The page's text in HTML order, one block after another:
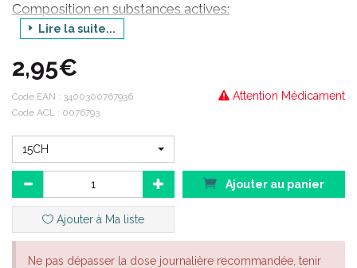
Composition en substances actives:
ARSENICUM ALBUM POUR PRÉPARATIONS HOMÉOPATHIQUES
ARSENICUM ALBUM est un médicament homéopathique
habituellement utilisé en O.R.L., en pneumologie, dans les
troubles du comportement et en dermatologie.
*En O.R.L. : en cas d'aphtes, de gingivites et de sécheresse
buccale.
*Dans les troubles du comportement : pour réduire l´anxiété, le
*En dermatologie : pour traiter les éruptions cutanées causées
par les brûlures. Il est également efficace contre les pellicules
du cuir chevelu, les zonas, l'herpès, l´impétigo et les dermatites.
Lire la suite...
2,95€
Attention Médicament
Code EAN : 3400300767936
Code ACL : 0076793
15CH
Ajouter au panier
Ajouter à Ma liste
Ne pas dépasser la dose journalière recommandée, tenir